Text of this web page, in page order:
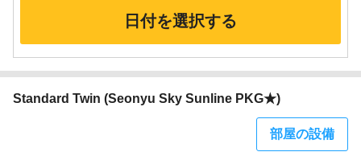
日付を選択する
Standard Twin (Seonyu Sky Sunline PKG★)
部屋の設備